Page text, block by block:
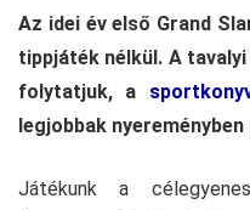
Az idei év első Grand
tippjáték nélkül. A
folytatjuk, a
legjobbak
Játékunk a